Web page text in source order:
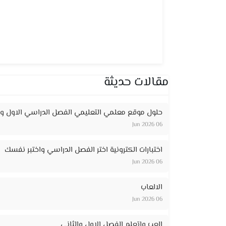
مقالات حديثة
حلول موقع معلمي التعليمي الفصل الدراسي الاول
06 Jun 2026
اختبارات الكترونية اختر الفصل الدراسي واختبر نفسك
06 Jun 2026
الالعاب
06 Jun 2026